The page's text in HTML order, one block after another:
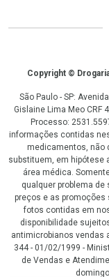
CopyrightCopyright ©
São Paulo - SP:
Gislaine Lima Meo CRF
Processo:
informações contidas
medicamentos, não
substituem, em hipótese
área médica.
qualquer problema
preços e as promoções
fotos contidas em
disponibilidade
antimicrobianos vendas
344 - 01/02/1999 -
de Vendas e